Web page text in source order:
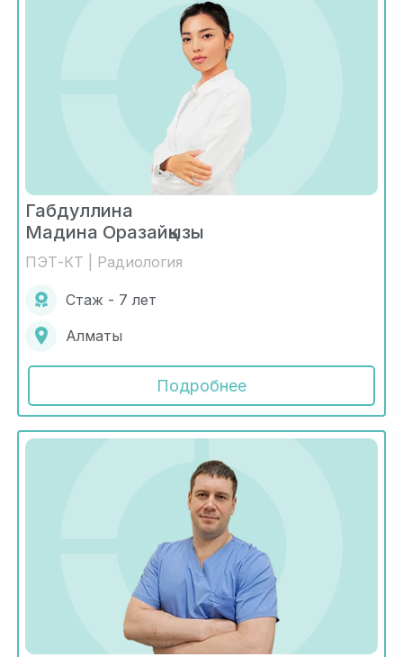
Габдуллина
Мадина Оразайқызы
ПЭТ-КТ | Радиология
Стаж - 7 лет
Алматы
Подробнее